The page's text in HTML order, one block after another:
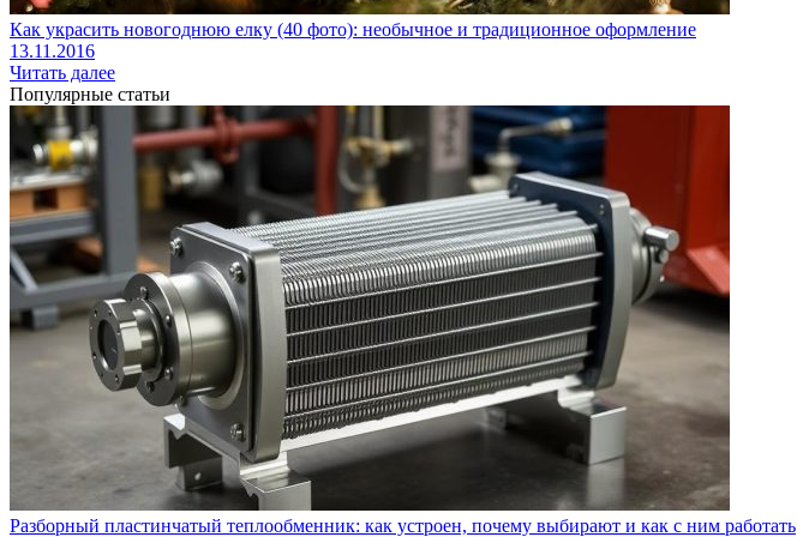
Как украсить новогоднюю елку (40 фото): необычное и традиционное оформление
13.11.2016
Читать далее
Популярные статьи
Разборный пластинчатый теплообменник: как устроен, почему выбирают и как с ним работать